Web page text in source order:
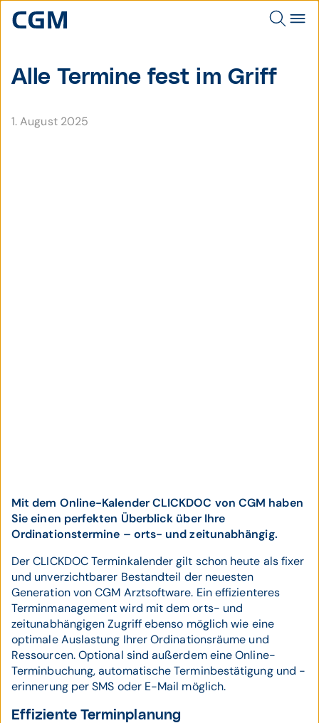
Alle Termine fest im Griff
1. August 2025
Mit dem Online-Kalender CLICKDOC von CGM haben
Sie einen perfekten Überblick über Ihre
Ordinationstermine – orts- und zeitunabhängig.
Der CLICKDOC Terminkalender gilt schon heute als fixer
und unverzichtbarer Bestandteil der neuesten
Generation von CGM Arztsoftware. Ein effizienteres
Terminmanagement wird mit dem orts- und
zeitunabhängigen Zugriff ebenso möglich wie eine
optimale Auslastung Ihrer Ordinationsräume und
Ressourcen. Optional sind außerdem eine Online-
Terminbuchung, automatische Terminbestätigung und -
erinnerung per SMS oder E-Mail möglich.
Effiziente Terminplanung